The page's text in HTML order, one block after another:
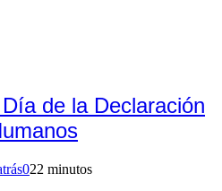
de la Declaración
022 minutos